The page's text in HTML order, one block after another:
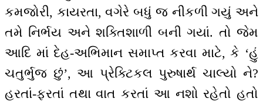
કમજોરી, કાયરતા, વગેરે બધું જ નીકળી ગયું અને
તમે નિર્ભય અને શક્તિશાળી બની ગયાં. તો જેમ
આદિ માં દેહ-અભિમાન સમાપ્ત કરવા માટે, કે ‘હું
ચતુર્ભુજ છું’, આ પ્રેક્ટિકલ પુરુષાર્થ ચાલ્યો ને?
હરતાં-ફરતાં તથા વાત કરતાં આ નશો રહેતો હતો